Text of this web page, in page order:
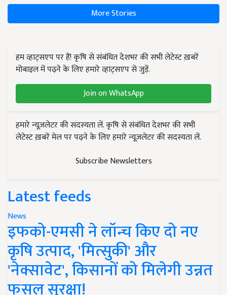
More Stories
हम व्हाट्सएप पर हैं! कृषि से संबंधित देशभर की सभी लेटेस्ट ख़बरें
मोबाइल में पढ़ने के लिए हमारे व्हाट्सएप से जुड़ें.
Join on WhatsApp
हमारे न्यूज़लेटर की सदस्यता लें. कृषि से संबंधित देशभर की सभी
लेटेस्ट ख़बरें मेल पर पढ़ने के लिए हमारे न्यूज़लेटर की सदस्यता लें.
Subscribe Newsletters
Latest feeds
News
इफको-एमसी ने लॉन्च किए दो नए
कृषि उत्पाद, 'मित्सुकी' और
'नेक्सावेट', किसानों को मिलेगी उन्नत
फसल सुरक्षा!